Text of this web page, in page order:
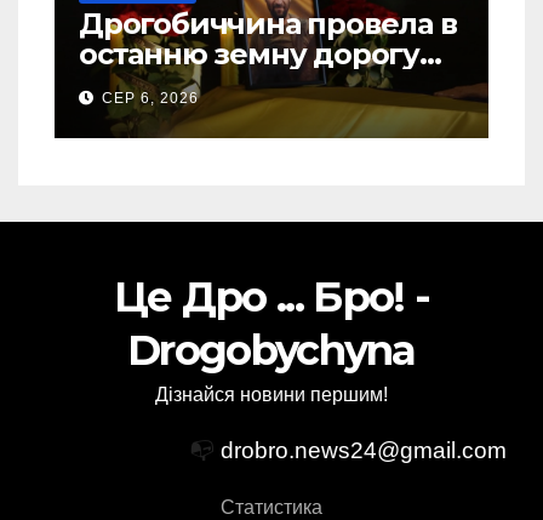
Дрогобиччина провела в
останню земну дорогу
свого Захисника – Олега
Торського
СЕР 6, 2026
Це Дро ... Бро! -
Drogobychyna
Дізнайся новини першим!
📭 drobro.news24@gmail.com
Статистика